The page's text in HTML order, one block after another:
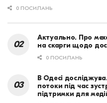
0 ПОСИЛАНЬ
Актуально. Про
на скарги щодо
0 ПОСИЛАНЬ
В Одесі
потоки під час
підтримки для